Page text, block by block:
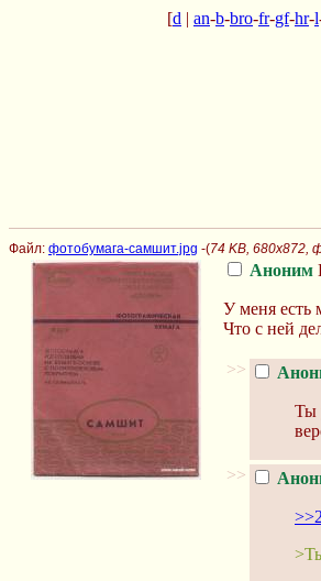
[d | an-b-bro-fr-gf-hr-l
Файл: фотобумага-самшит.jpg -(74 KB, 680x872,
Аноним
У меня есть
Что с ней
>>
Ты
>>